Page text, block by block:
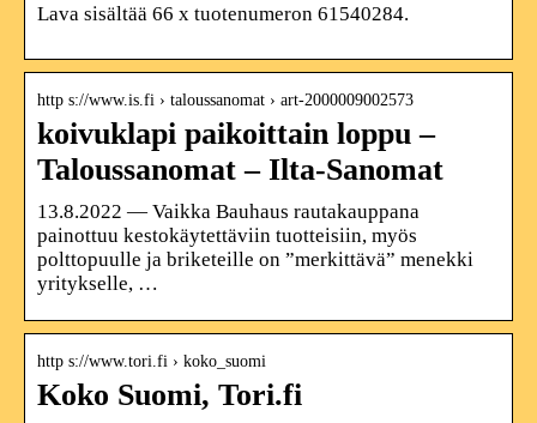
Lava sisältää 66 x tuotenumeron 61540284.
http s://www.is.fi › taloussanomat › art-2000009002573
koivuklapi paikoittain loppu –
Taloussanomat – Ilta-Sanomat
13.8.2022 — Vaikka Bauhaus rautakauppana
painottuu kestokäytettäviin tuotteisiin, myös
polttopuulle ja briketeille on ”merkittävä” menekki
yritykselle, …
http s://www.tori.fi › koko_suomi
Koko Suomi, Tori.fi